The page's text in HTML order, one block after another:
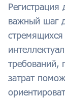
важный шаг
требований,
затрат